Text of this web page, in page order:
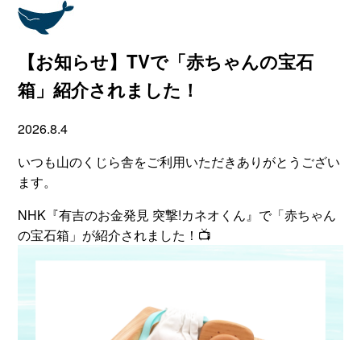
【お知らせ】TVで「赤ちゃんの宝石
箱」紹介されました！
2026.8.4
いつも山のくじら舎をご利用いただきありがとうござい
ます。
NHK『有吉のお金発見 突撃!カネオくん』で「赤ちゃん
の宝石箱」が紹介されました！📺